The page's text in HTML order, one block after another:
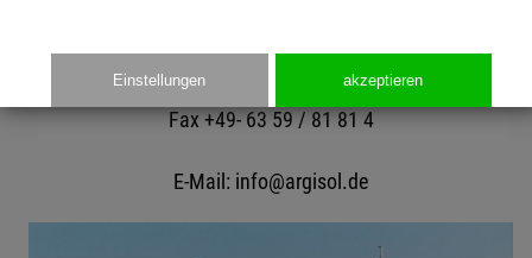
Tel. +49- 63 59 / 93 26-0
Fax +49- 63 59 / 81 81 4
E-Mail: info@argisol.de
Einstellungen akzeptieren